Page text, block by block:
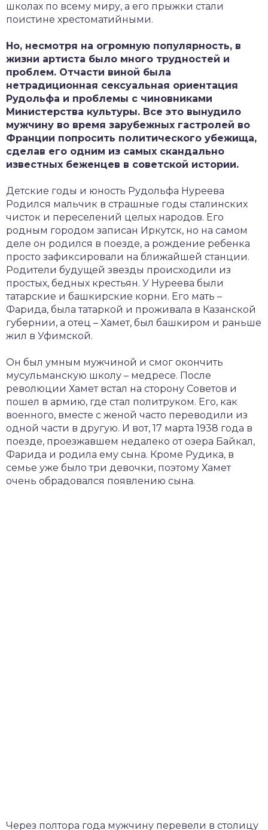
школах по всему миру, а его прыжки стали
поистине хрестоматийными.
Но, несмотря на огромную популярность, в
жизни артиста было много трудностей и
проблем. Отчасти виной была
нетрадиционная сексуальная ориентация
Рудольфа и проблемы с чиновниками
Министерства культуры. Все это вынудило
мужчину во время зарубежных гастролей во
Франции попросить политического убежища,
сделав его одним из самых скандально
известных беженцев в советской истории.
Детские годы и юность Рудольфа Нуреева
Родился мальчик в страшные годы сталинских
чисток и переселений целых народов. Его
родным городом записан Иркутск, но на самом
деле он родился в поезде, а рождение ребенка
просто зафиксировали на ближайшей станции.
Родители будущей звезды происходили из
простых, бедных крестьян. У Нуреева были
татарские и башкирские корни. Его мать –
Фарида, была татаркой и проживала в Казанской
губернии, а отец – Хамет, был башкиром и раньше
жил в Уфимской.
Он был умным мужчиной и смог окончить
мусульманскую школу – медресе. После
революции Хамет встал на сторону Советов и
пошел в армию, где стал политруком. Его, как
военного, вместе с женой часто переводили из
одной части в другую. И вот, 17 марта 1938 года в
поезде, проезжавшем недалеко от озера Байкал,
Фарида и родила ему сына. Кроме Рудика, в
семье уже было три девочки, поэтому Хамет
очень обрадовался появлению сына.
Через полтора года мужчину перевели в столицу